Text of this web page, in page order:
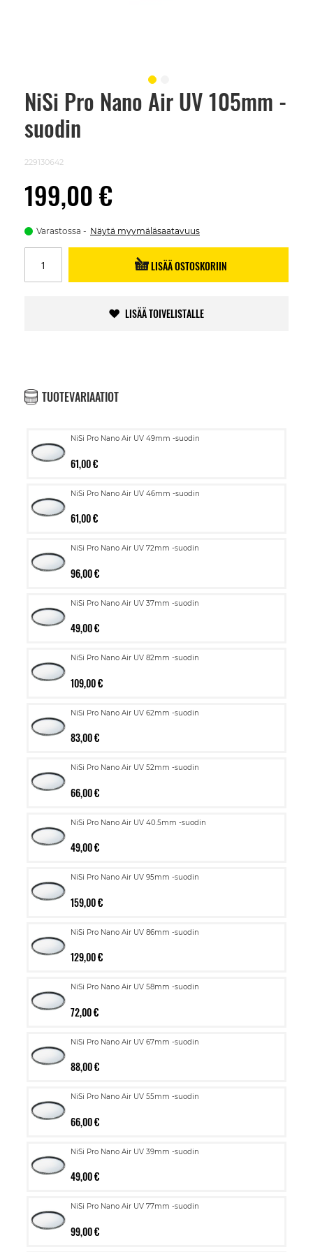
NiSi Pro Nano Air UV 105mm -
suodin
229130642
199,00 €
Varastossa Näytä myymäläsaatavuus
LISÄÄ OSTOSKORIIN
LISÄÄ TOIVELISTALLE
TUOTEVARIAATIOT
NiSi Pro Nano Air UV 49mm -suodin
61,00 €
NiSi Pro Nano Air UV 46mm -suodin
61,00 €
NiSi Pro Nano Air UV 72mm -suodin
96,00 €
NiSi Pro Nano Air UV 37mm -suodin
49,00 €
NiSi Pro Nano Air UV 82mm -suodin
109,00 €
NiSi Pro Nano Air UV 62mm -suodin
83,00 €
NiSi Pro Nano Air UV 52mm -suodin
66,00 €
NiSi Pro Nano Air UV 40.5mm -suodin
49,00 €
NiSi Pro Nano Air UV 95mm -suodin
159,00 €
NiSi Pro Nano Air UV 86mm -suodin
129,00 €
NiSi Pro Nano Air UV 58mm -suodin
72,00 €
NiSi Pro Nano Air UV 67mm -suodin
88,00 €
NiSi Pro Nano Air UV 55mm -suodin
66,00 €
NiSi Pro Nano Air UV 39mm -suodin
49,00 €
NiSi Pro Nano Air UV 77mm -suodin
99,00 €
Skip
beginning
images